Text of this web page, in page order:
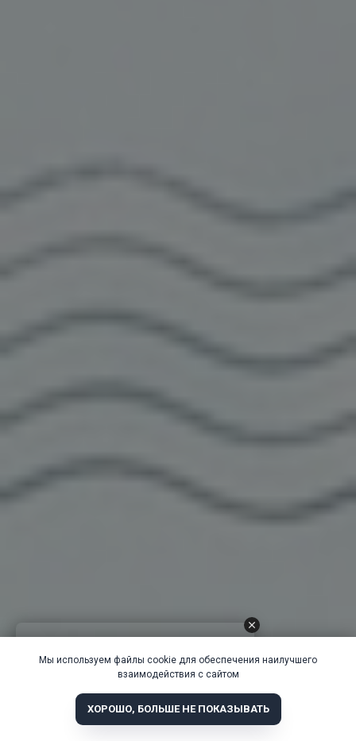
Мы используем файлы cookie для обеспечения наилучшего
взаимодействия с сайтом
ХОРОШО, БОЛЬШЕ НЕ ПОКАЗЫВАТЬ